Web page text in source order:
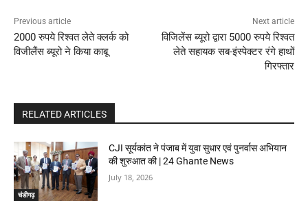
Previous article
2000 रुपये रिश्वत लेते क्लर्क को
विजीलैंस ब्यूरो ने किया काबू
Next article
विजिलेंस ब्यूरो द्वारा 5000 रुपये रिश्वत
लेते सहायक सब-इंस्पेक्टर रंगे हाथों
गिरफ्तार
RELATED ARTICLES
चंडीगढ़
CJI सूर्यकांत ने पंजाब में युवा सुधार एवं पुनर्वास अभियान
की शुरुआत की | 24 Ghante News
July 18, 2026